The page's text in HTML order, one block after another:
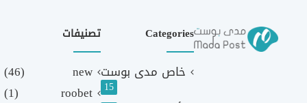
Categories
خاص مدى بوست
15
تصنيفات
new
(46)
roobet
(1)